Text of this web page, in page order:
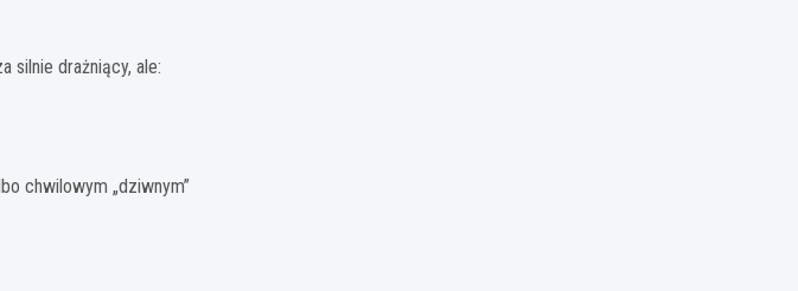
silnie drażniący, ale:
chwilowym „dziwnym”